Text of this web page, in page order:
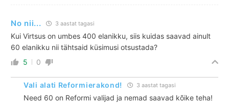
No nii... 3 aastat tagasi
Kui Virtsus on umbes 400 elanikku, siis kuidas saavad ainult
60 elanikku nii tähtsaid küsimusi otsustada?
5
0
Vali alati Reformierakond! 3 aastat tagasi
Need 60 on Reformi valijad ja nemad saavad kõike teha!